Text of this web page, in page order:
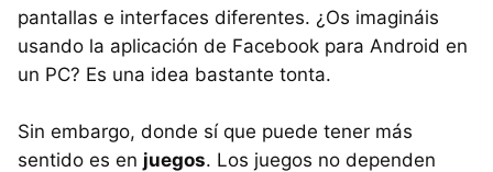
pantallas e interfaces diferentes. ¿Os imagináis
usando la aplicación de Facebook para Android en
un PC? Es una idea bastante tonta.
Sin embargo, donde sí que puede tener más
sentido es en juegos. Los juegos no dependen